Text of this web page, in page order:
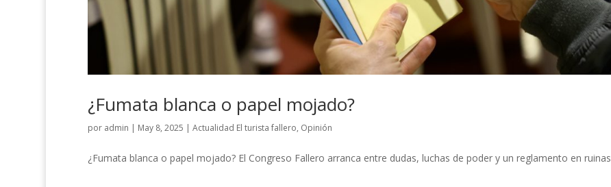
¿Fumata blanca o papel mojado?
por admin | May 8, 2025 | Actualidad El turista fallero, Opinión
¿Fumata blanca o papel mojado? El Congreso Fallero arranca entre dudas, luchas de poder y un reglamento en ruinas